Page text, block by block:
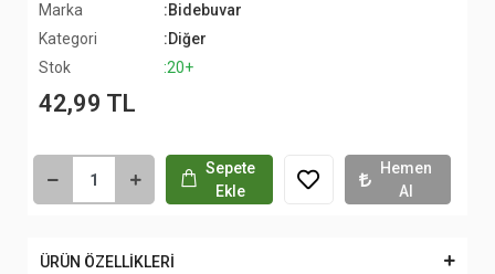
Marka
:Bidebuvar
Kategori
:Diğer
Stok
:20+
42,99 TL
Sepete
Ekle
Hemen
Al
ÜRÜN ÖZELLİKLERİ